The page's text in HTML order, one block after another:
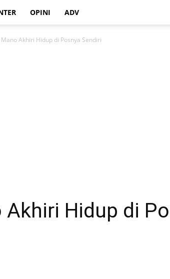
OPINI ADV
Akhiri Hidup di Posnya Sendiri
Hidup di